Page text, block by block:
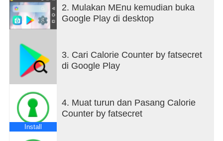
fatsecret သည် လျင်မြန်ပြီး၊ အသုံးပြုရ ရိုးရှင်းပြီး သင့်
အစားအသောက်ကို အောင်မြင်စေရန် ကူညီပေးရန် ပြင်ပ
ကိရိယာများနှင့် ဝန်ဆောင်မှုများ ပေါင်းစပ်ပါဝင်သည်-
- သင်စားနေသည့်အရာကို မှတ်သားထားရန် လွယ်ကူ
သော အစားအသောက်ဒိုင်ယာရီကို အသုံးပြုရန် လွယ်ကူ
သည်။
တာဘိုအားသွင်းရန် အဆင်သင့်ရှိသော အံ့သြဖွယ်
အသိုင်းအဝိုင်း။
- အစားအစာများ၊ အစားအစာများနှင့် ထုတ်ကုန်များကို
ကင်မရာဖြင့် ဓာတ်ပုံရိုက်နိုင်ပြီး ဓာတ်ပုံများဖြင့်
2. Mulakan MEnu kemudian buka
Google Play di desktop
3. Cari Calorie Counter by fatsecret
di Google Play
Install
4. Muat turun dan Pasang Calorie
Counter by fatsecret